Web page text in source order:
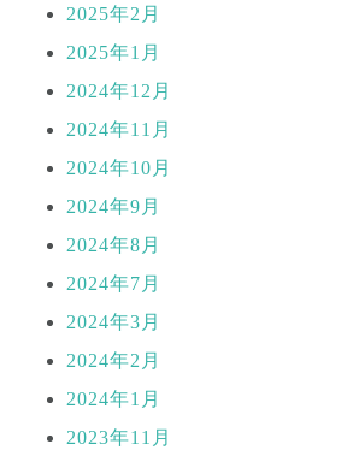
2025年2月
2025年1月
2024年12月
2024年11月
2024年10月
2024年9月
2024年8月
2024年7月
2024年3月
2024年2月
2024年1月
2023年11月